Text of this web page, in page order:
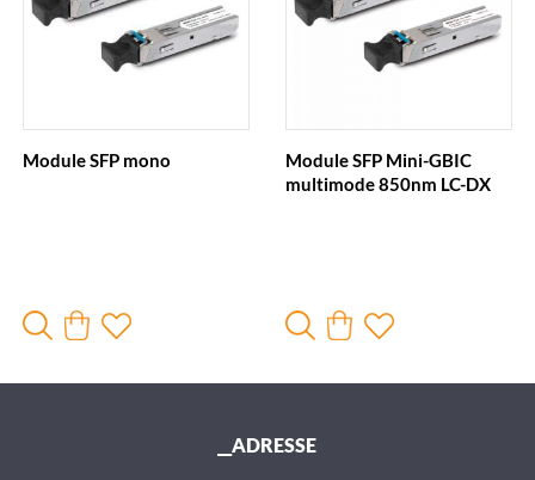
Module SFP mono
Module SFP Mini-GBIC
multimode 850nm LC-DX
__ADRESSE